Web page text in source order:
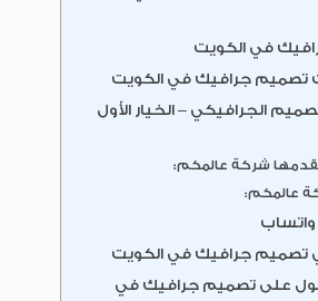
في الكويت
تصميم جرافيك في الكويت
الجرافيكي – الخيار الأول
شركة عالمكم:
عالمكم:
واتساب
تصميم جرافيك في الكويت
على تصميم جرافيك في